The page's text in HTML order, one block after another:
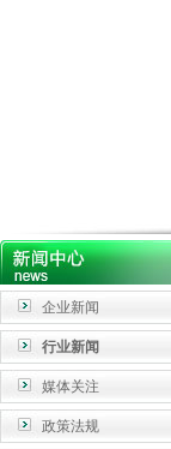
企业新闻
行业新闻
媒体关注
政策法规